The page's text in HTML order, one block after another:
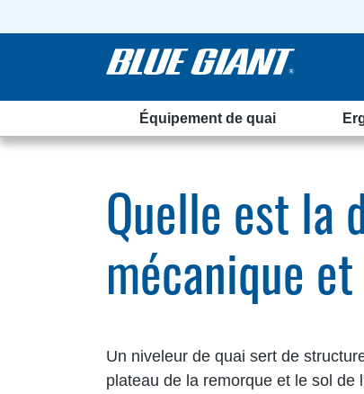
Équipement de quai
?
Quelle est la
mécanique
Un niveleur de quai sert de
plateau de la remorque et le sol de